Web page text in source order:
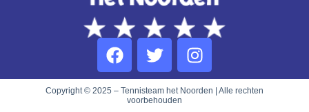
Copyright © 2025 – Tennisteam het Noorden | Alle rechten
voorbehouden